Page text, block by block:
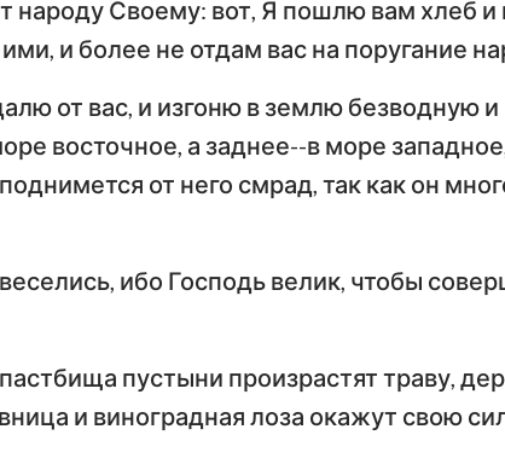
народу Своему: вот, Я пошлю вам хлеб и
и более не отдам вас на поругание
от вас, и изгоню в землю безводную и
восточное, а заднее--в море
от него смрад, так как он
ибо Господь велик, чтобы
пустыни произрастят траву,
и виноградная лоза окажут свою